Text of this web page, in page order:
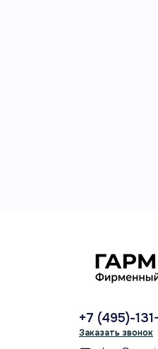
+7 (495)-
Заказать звонок